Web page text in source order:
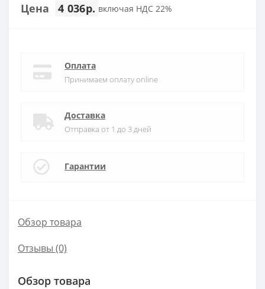
Цена 4 036р. включая НДС 22%
Оплата
Принимаем оплату online
Доставка
Отправка от 1 до 3 дней
Гарантии
Обзор товара
Отзывы (0)
Обзор товара